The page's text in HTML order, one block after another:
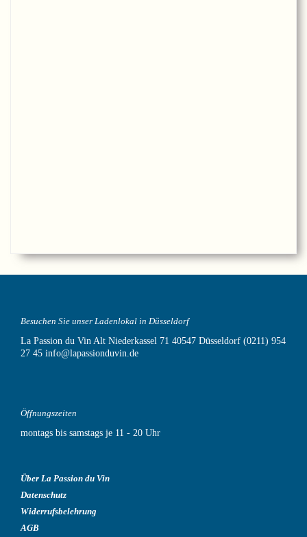
Besuchen Sie unser Ladenlokal in Düsseldorf
La Passion du Vin Alt Niederkassel 71 40547 Düsseldorf (0211) 954
27 45 info@lapassionduvin.de
Öffnungszeiten
montags bis samstags je 11 - 20 Uhr
Über La Passion du Vin
Datenschutz
Widerrufsbelehrung
AGB